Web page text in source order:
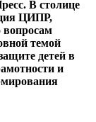
В столице
ЦИПР,
вопросам
темой
детей в
и